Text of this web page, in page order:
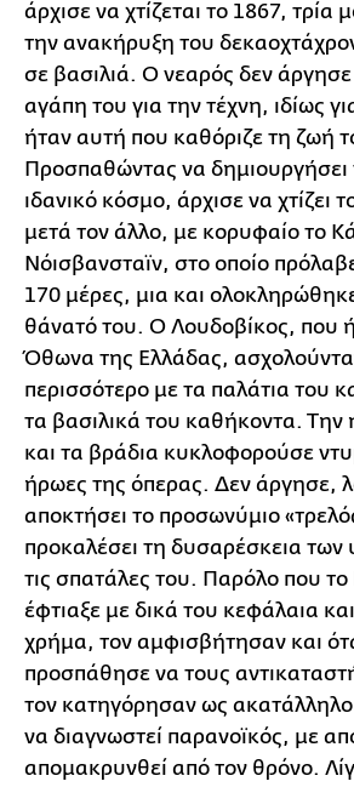
άρχισε να χτίζεται το 1867, τρία
την ανακήρυξη του
σε βασιλιά. Ο νεαρός δεν άργησε
αγάπη του για την τέχνη, ιδίως
ήταν αυτή που καθόριζε τη ζωή
Προσπαθώντας να δημιουργήσει
ιδανικό κόσμο, άρχισε να χτίζει
μετά τον άλλο, με κορυφαίο το
Νόισβανσταϊν, στο οποίο
170 μέρες, μια και
θάνατό του. Ο Λουδοβίκος, που
Όθωνα της Ελλάδας,
περισσότερο με τα παλάτια του
τα βασιλικά του καθήκοντα. Την
και τα βράδια κυκλοφορούσε
ήρωες της όπερας. Δεν άργησε,
αποκτήσει το προσωνύμιο
προκαλέσει τη δυσαρέσκεια
τις σπατάλες του. Παρόλο που το
έφτιαξε με δικά του κεφάλαια
χρήμα, τον αμφισβήτησαν και
προσπάθησε να τους
τον κατηγόρησαν ως
να διαγνωστεί παρανοϊκός, με
απομακρυνθεί από τον θρόνο.